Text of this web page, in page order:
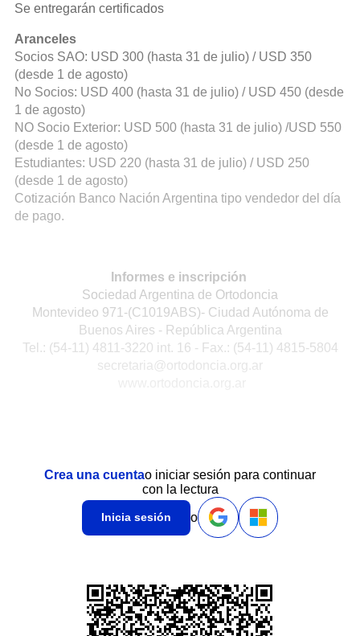
Se entregarán certificados
Aranceles
Socios SAO: USD 300 (hasta 31 de julio) / USD 350
(desde 1 de agosto)
No Socios: USD 400 (hasta 31 de julio) / USD 450 (desde
1 de agosto)
NO Socio Exterior: USD 500 (hasta 31 de julio) /USD 550
(desde 1 de agosto)
Estudiantes: USD 220 (hasta 31 de julio) / USD 250
(desde 1 de agosto)
Cotización Banco Nación Argentina tipo vendedor del día
de pago.
Informes e inscripción
Sociedad Argentina de Ortodoncia
Montevideo 971-(C1019ABS)- Ciudad Autónoma de
Buenos Aires - República Argentina
Tel.: (54-11) 4811-3220 int. 16 - Fax.: (54-11) 4815-5804
secretaria@ortodoncia.org.ar
Crea una cuentao iniciar sesión para continuar
con la lectura
Inicia sesión o